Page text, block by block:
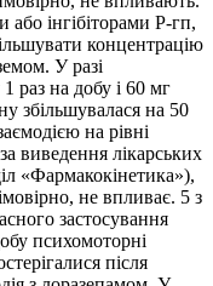
або інгібіторами P-гп,
концентрацію
У разі
раз на добу і 60 мг
збільшувалася на 50
на рівні
виведення лікарських
«Фармакокінетика»),
не впливає. 5 з
застосування
психомоторні
після